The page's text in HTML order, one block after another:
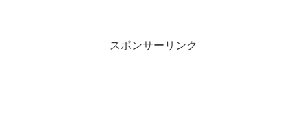
スポンサーリンク